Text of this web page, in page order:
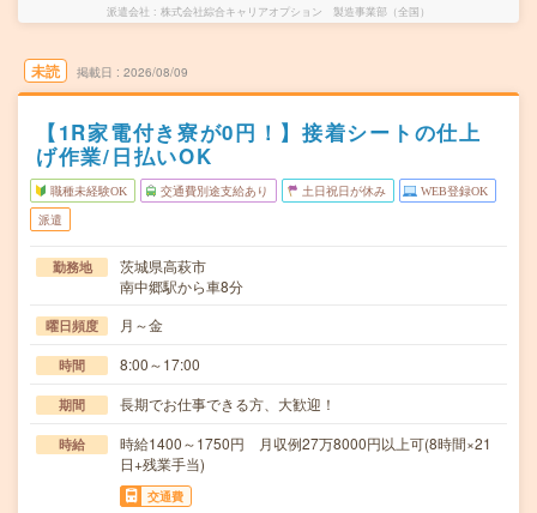
派遣会社 株式会社綜合キャリアオプション 製造事業部（全国）
未読 掲載日 2026/08/09
【1R家電付き寮が0円！】接着シートの仕上
げ作業/日払いOK
職種未経験OK 交通費別途支給あり 土日祝日が休み WEB登録OK
派遣
勤務地
茨城県高萩市
南中郷駅から車8分
曜日頻度 月～金
時間 8:00～17:00
期間 長期でお仕事できる方、大歓迎！
時給
時給1400～1750円 月収例27万8000円以上可(8時間×21
日+残業手当)
交通費